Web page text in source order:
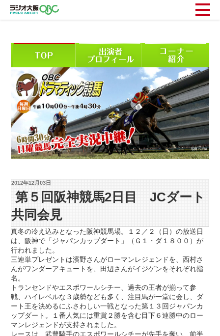
2012年12月03日
第５回阪神競馬2日目 JCダート
共同会見
真冬の冷え込みとなった阪神競馬場。１２／２（日）の放送日
は、阪神で「ジャパンカップダート」（Ｇ１・ダ１８００）が
行われました。
三連単プレゼントは濱野さんがローマンレジェンドを、西村さ
んがワンダーアキュートを、田辺さんがイジゲンをそれぞれ指
名。
トランセンドやエスポワールシチー、過去の王者が揃って参
戦、ハイレベルな３歳勢なども多く、注目馬が一堂に会し、ダ
ート王を決めるにふさわしい一戦となった第１３回ジャパンカ
ップダート。１番人気には重賞２勝を含む目下６連勝中のロー
マンレジェンドが支持されました。
レースは、武豊騎手のエスポワールシチーが先手を奪い、前半